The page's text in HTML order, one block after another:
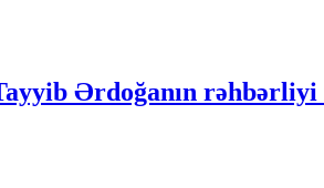
Ərdoğanın